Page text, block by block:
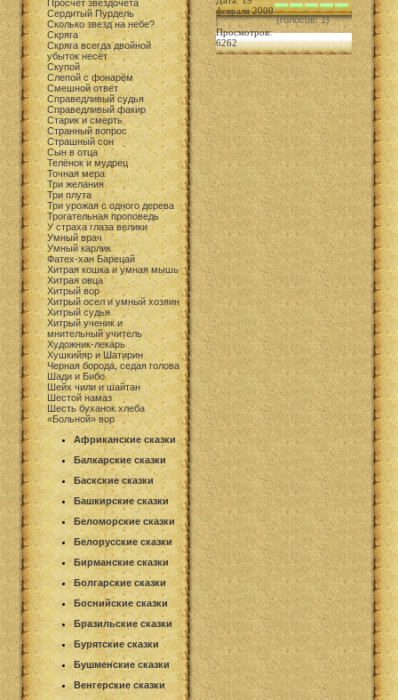
Просчет звездочета
Сердитый Пурдель
Сколько звезд на небе?
Скряга
Скряга всегда двойной
убыток несёт
Скупой
Слепой с фонарём
Смешной ответ
Справедливый судья
Справедливый факир
Старик и смерть
Странный вопрос
Страшный сон
Сын в отца
Телёнок и мудрец
Точная мера
Три желания
Три плута
Три урожая с одного дерева
Трогательная проповедь
У страха глаза велики
Умный врач
Умный карлик
Фатех-хан Барецай
Хитрая кошка и умная мышь
Хитрая овца
Хитрый вор
Хитрый осел и умный хозяин
Хитрый судья
Хитрый ученик и
мнительный учитель
Художник-лекарь
Хушкийяр и Шатирин
Черная борода, седая голова
Шади и Бибо
Шейх чили и шайтан
Шестой намаз
Шесть буханок хлеба
«Больной» вор
Африканские сказки
Балкарские сказки
Баскские сказки
Башкирские сказки
Беломорские сказки
Белорусские сказки
Бирманские сказки
Болгарские сказки
Боснийские сказки
Бразильские сказки
Бурятские сказки
Бушменские сказки
Венгерские сказки
февраля 2009
|
Просмотров:
6262
(голосов: 1)